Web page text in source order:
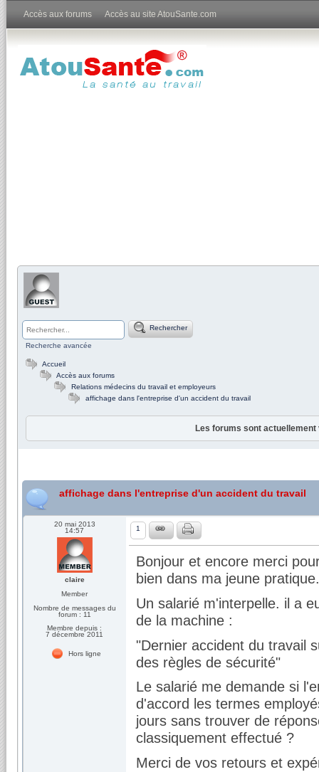
Accès aux forums Accès au site AtouSante.com
Rechercher
Recherche avancée
Accueil
Accès aux forums
Relations médecins du travail et employeurs
affichage dans l'entreprise d'un accident du travail
Les forums sont
affichage dans l'entreprise d'un accident du travail
20 mai 2013
14:57
claire
Member
Nombre de messages du
forum : 11
Membre depuis :
7 décembre 2011
Hors ligne
1
Bonjour et encore merci
bien dans ma jeune
Un salarié m'interpelle. il a
de la machine :
"Dernier accident du travail
des règles de sécurité"
Le salarié me demande si
d'accord les termes
jours sans trouver de
classiquement effectué ?
Merci de vos retours et